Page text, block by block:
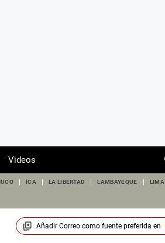
Videos
ICA LA LIBERTAD LAMBAYEQUE LIMA
Añadir Correocomo fuente preferida en